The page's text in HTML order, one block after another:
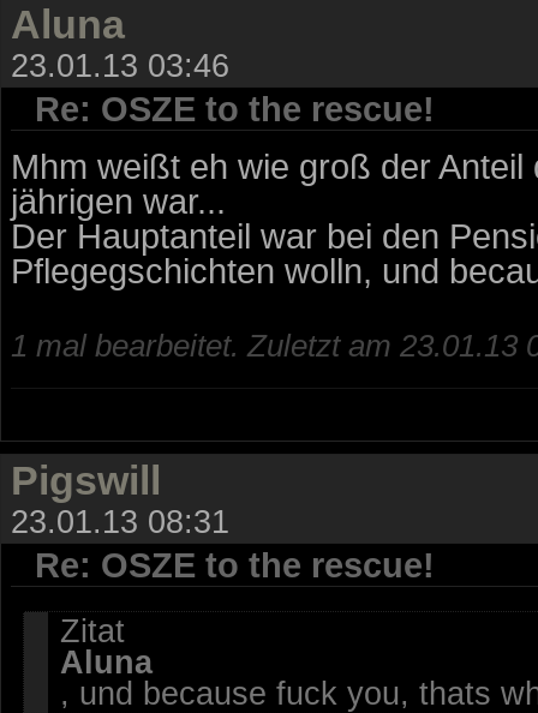
Aluna
23.01.13 03:46
Re: OSZE to the rescue!
Mhm weißt eh wie groß der
jährigen war...
Der Hauptanteil war bei den
Pflegegschichten wolln, und
1 mal bearbeitet. Zuletzt am 23.01.13
Pigswill
23.01.13 08:31
Re: OSZE to the rescue!
Zitat
Aluna
, und because fuck you, thats